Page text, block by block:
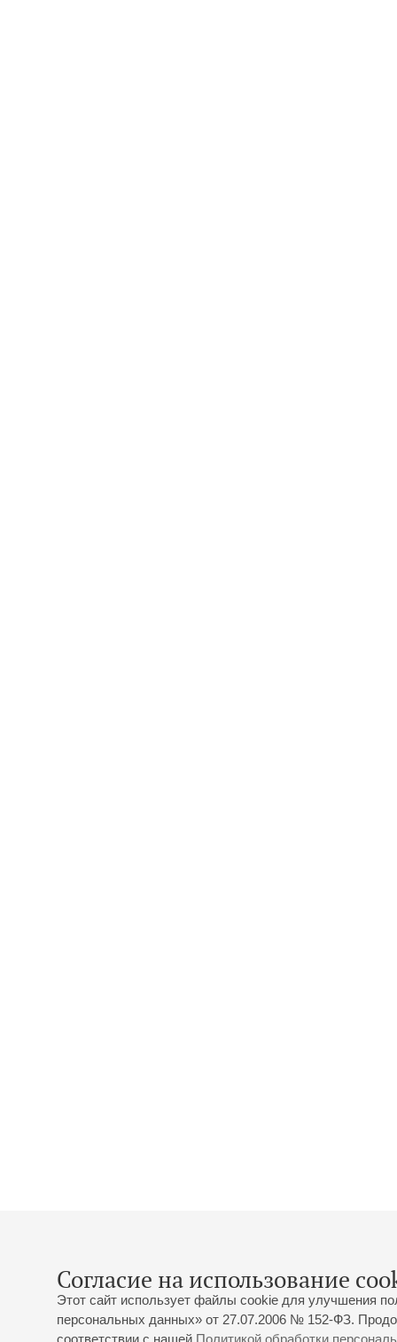
Согласие на использование
Этот сайт использует файлы cookie для улучшения
персональных данных» от 27.07.2006 № 152-ФЗ.
соответствии с нашей Политикой обработки